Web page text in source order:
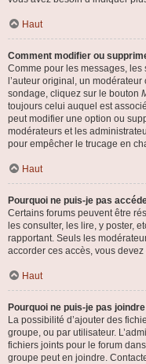
Haut
Comment modifier ou
Comme pour les messages,
l’auteur original, un
sondage, cliquez sur le bouton
toujours celui auquel est
peut modifier une option ou
modérateurs et les
pour empêcher le trucage en
Haut
Pourquoi ne puis-je pas
Certains forums peuvent être
les consulter, les lire, y poster,
rapportant. Seuls les
accorder ces accès, vous
Haut
Pourquoi ne puis-je pas
La possibilité d’ajouter des
groupe, ou par utilisateur.
fichiers joints pour le forum
groupe peut en joindre.